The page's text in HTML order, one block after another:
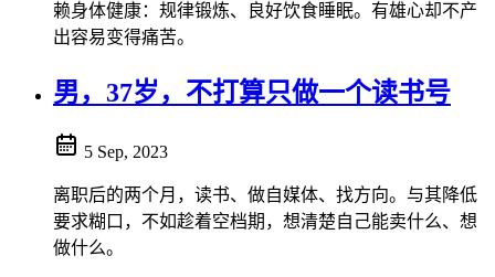
赖身体健康：规律锻炼、良好饮食睡眠。有雄心却不产
出容易变得痛苦。
男，37岁，不打算只做一个读书号
5 Sep, 2023
离职后的两个月，读书、做自媒体、找方向。与其降低
要求糊口，不如趁着空档期，想清楚自己能卖什么、想
做什么。